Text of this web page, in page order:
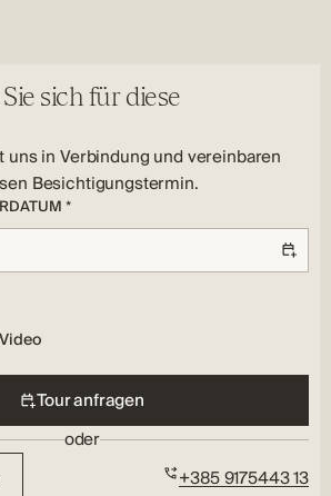
Einbauschrank
sich für diese
uns in Verbindung und vereinbaren
Besichtigungstermin.
*
Tour anfragen
oder
+385 9175443 13